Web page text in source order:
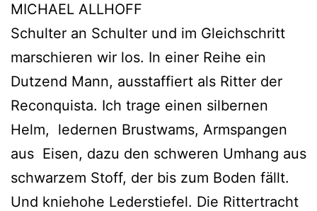
MICHAEL ALLHOFF
Schulter an Schulter und im Gleichschritt
marschieren wir los. In einer Reihe ein
Dutzend Mann, ausstaffiert als Ritter der
Reconquista. Ich trage einen silbernen
Helm, ledernen Brustwams, Armspangen
aus Eisen, dazu den schweren Umhang aus
schwarzem Stoff, der bis zum Boden fällt.
Und kniehohe Lederstiefel. Die Rittertracht